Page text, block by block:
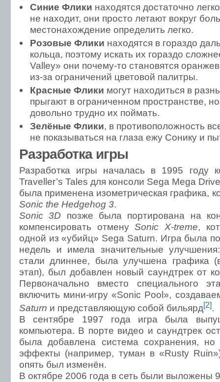
Синие Флики находятся достаточно
не находит, они просто летают вокруг
местонахождение определить легко.
Розовые Флики находятся в гораздо
кольца, поэтому искать их гораздо
Valley» они почему-то становятся
из-за ограничений цветовой палитры.
Красные Флики могут находиться в
прыгают в ограниченном пространстве,
довольно трудно их поймать.
Зелёные Флики, в противоположность
не показываться на глаза ежу Сонику и
Разработка игры
Разработка игры началась в 1995 году
Traveller’s Tales для консоли Sega Mega
была применена изометрическая графика,
Sonic the Hedgehog 3.
Sonic 3D позже была портирована на
компенсировать отменуSonic X-treme,
одной из «убийц» Sega Saturn. Игра была
недель и имела значительные
стали длиннее, была улучшена графика
этап), был добавлен новый саундтрек от
Первоначально вместо специального
включить мини-игру «Sonic Pool»,
Saturn и представляющую собой бильярд[2].
В сентябре 1997 года игра была
компьютера. В порте видео и саундтрек
была добавлена система сохранения, но
эффекты (например, туман в «Rusty
опять был изменён.
В октябре 2006 года в сеть были выложены